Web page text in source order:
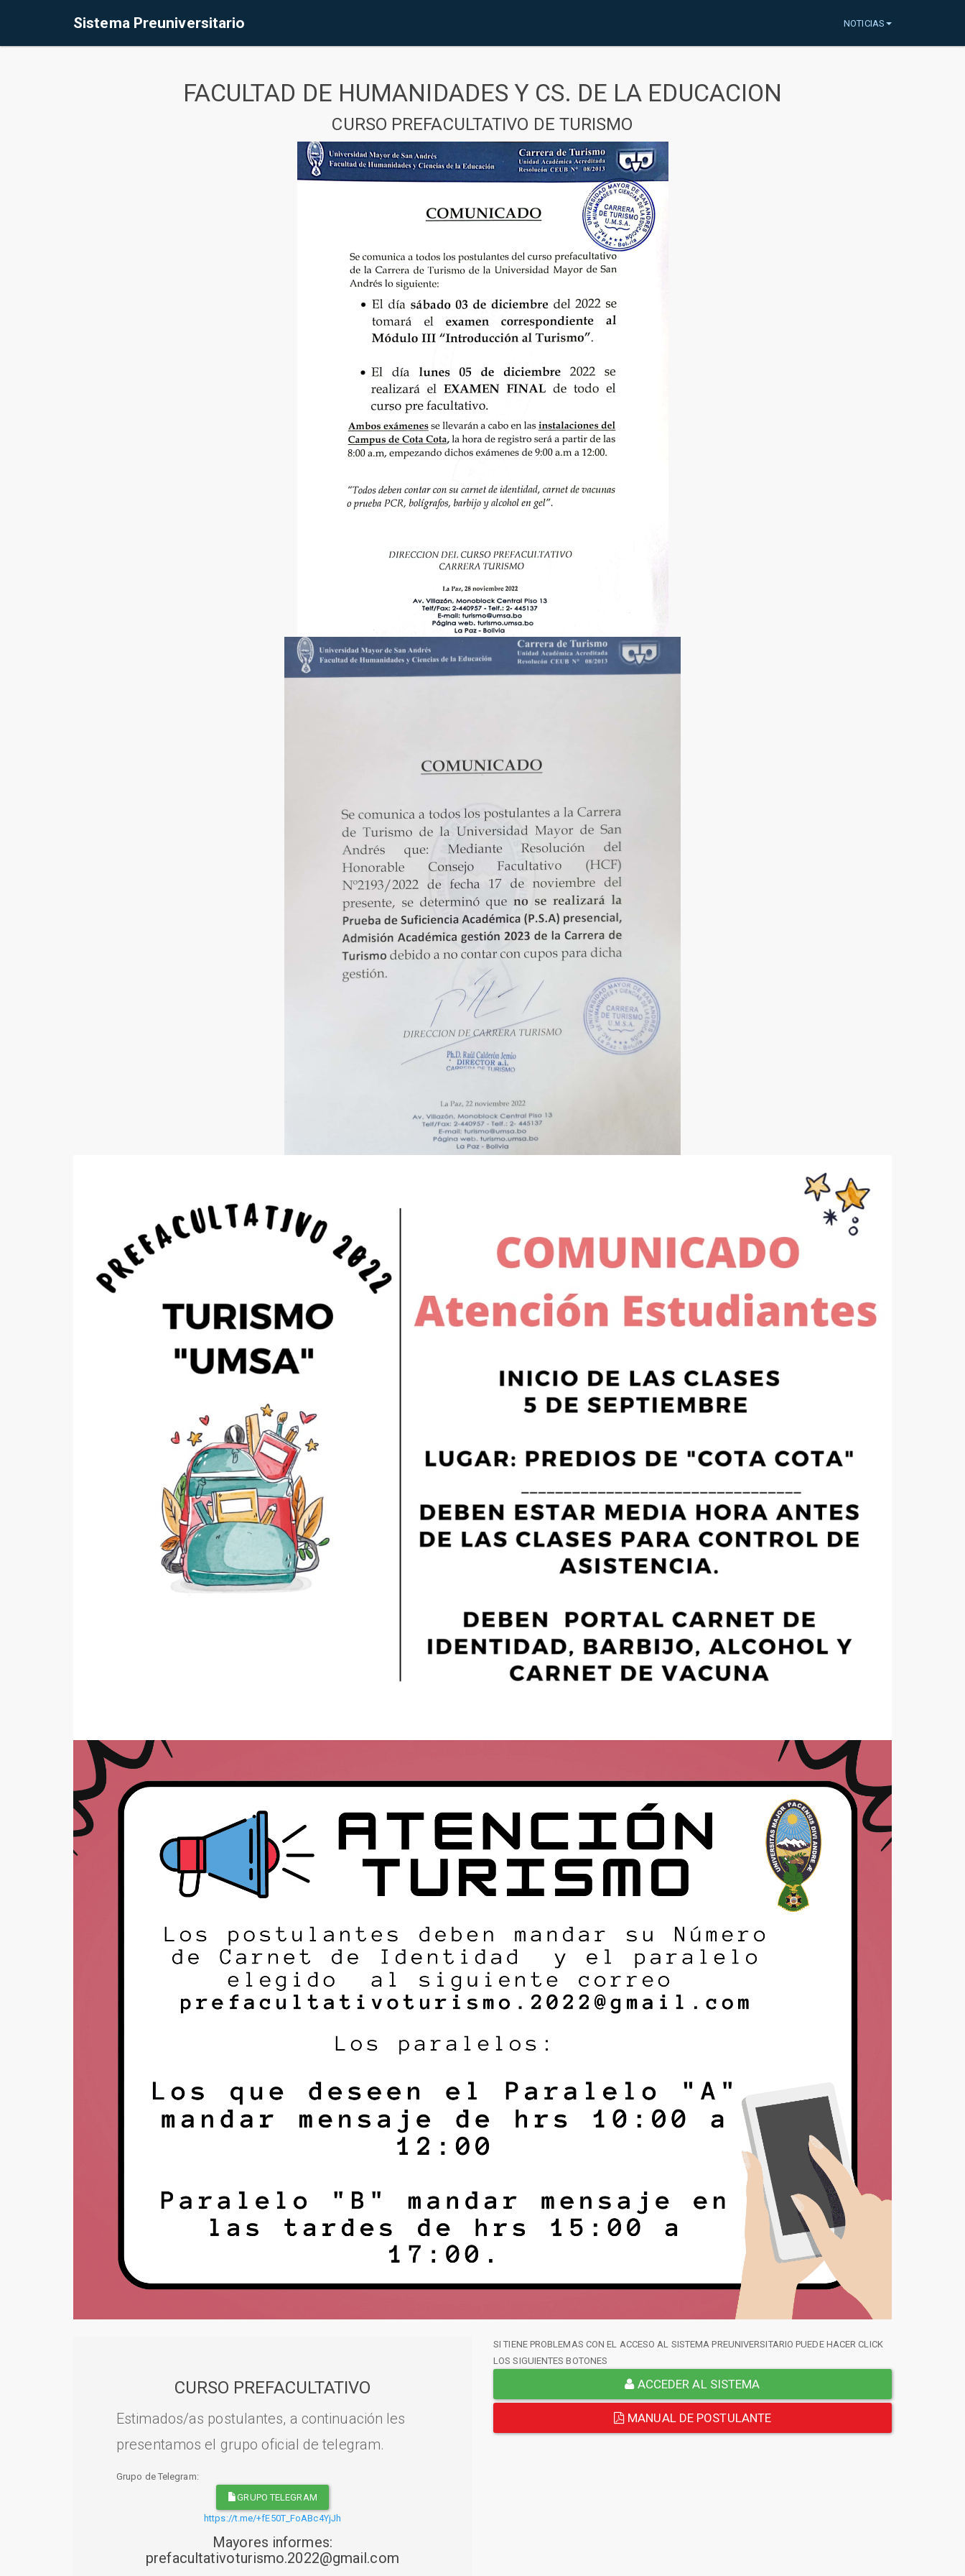
Sistema Preuniversitario NOTICIAS
FACULTAD DE HUMANIDADES Y CS. DE LA EDUCACION
CURSO PREFACULTATIVO DE TURISMO
CURSO PREFACULTATIVO
Estimados/as postulantes, a continuación les
presentamos el grupo oficial de telegram.
Grupo de Telegram:
GRUPO TELEGRAM
https://t.me/+fE50T_FoABc4YjJh
Mayores informes:
prefacultativoturismo.2022@gmail.com
SI TIENE PROBLEMAS CON EL ACCESO AL SISTEMA PREUNIVERSITARIO PUEDE HACER CLICK
LOS SIGUIENTES BOTONES
ACCEDER AL SISTEMA
MANUAL DE POSTULANTE